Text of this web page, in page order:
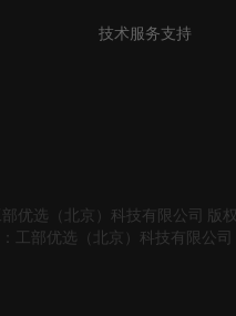
技术服务支持
优选（北京）科技有限公司 版
工部优选（北京）科技有限公司